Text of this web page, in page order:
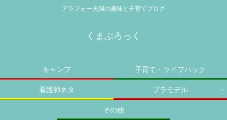
アラフォー夫婦の趣味と子育てブログ
くまぶろっく
キャンプ 子育て・ライフハック
看護師ネタ プラモデル
その他